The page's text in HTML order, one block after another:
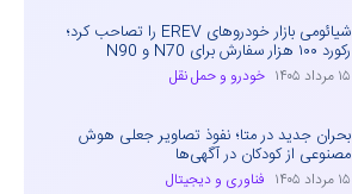
شیائومی بازار خودروهای EREV را تصاحب کرد؛
رکورد ۱۰۰ هزار سفارش برای N70 و N90
۱۵ مرداد ۱۴۰۵ خودرو و حمل نقل
بحران جدید در متا؛ نفوذ تصاویر جعلی هوش
مصنوعی از کودکان در آگهی‌ها
۱۵ مرداد ۱۴۰۵ فناوری و دیجیتال